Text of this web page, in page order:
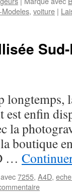
Modeles, voiture |
longtemps,
enfin
la
boutique
…
7255, A4D,